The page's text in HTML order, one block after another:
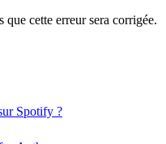
cette erreur sera corrigée.
Spotify ?